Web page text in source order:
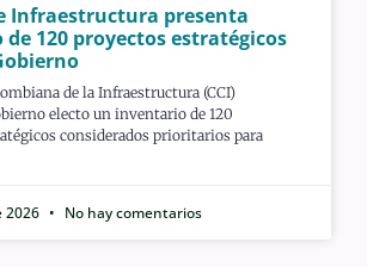
Infraestructura presenta
120 proyectos estratégicos
de la Infraestructura (CCI)
electo un inventario de 120
considerados prioritarios para
2026
No hay comentarios